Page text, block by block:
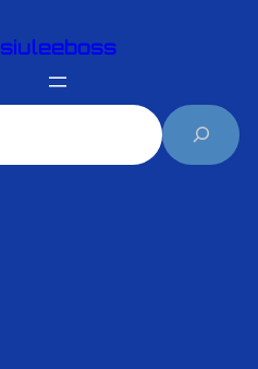
siuleeboss